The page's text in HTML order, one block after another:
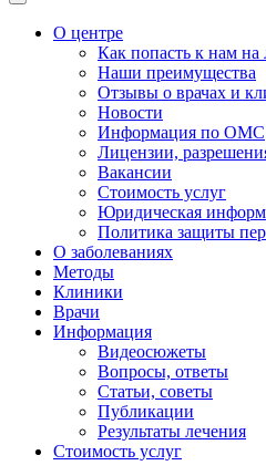
О центре
Как попасть к нам на
Наши преимущества
Отзывы о врачах и
Новости
Информация по ОМС
Лицензии,
Вакансии
Стоимость услуг
Юридическая
Политика защиты
О заболеваниях
Методы
Клиники
Врачи
Информация
Видеосюжеты
Вопросы, ответы
Статьи, советы
Публикации
Результаты лечения
Стоимость услуг